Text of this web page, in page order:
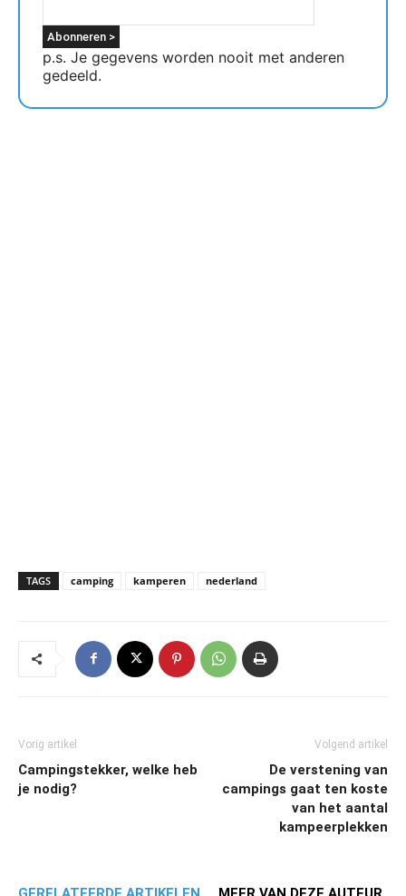
p.s. Je gegevens worden nooit met anderen
gedeeld.
TAGS camping kamperen nederland
Vorig artikel
Campingstekker, welke heb
je nodig?
Volgend artikel
De verstening van
campings gaat ten koste
van het aantal
kampeerplekken